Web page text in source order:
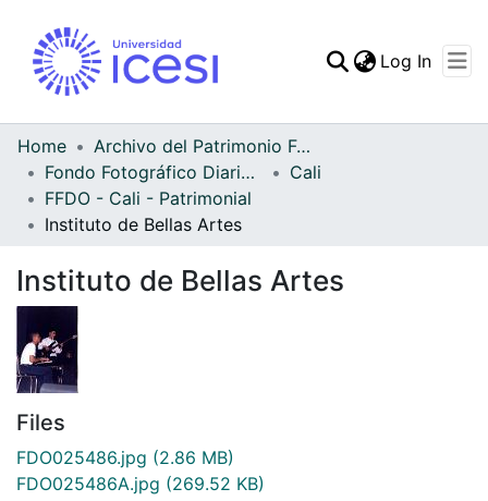
Statistics
Log In
Home
Archivo del Patrimonio Fotográfico y Fílmico del Valle del Cauca
Fondo Fotográfico Diario Occidente
Cali
FFDO - Cali - Patrimonial
Instituto de Bellas Artes
Instituto de Bellas Artes
Files
FDO025486.jpg (2.86 MB)
FDO025486A.jpg (269.52 KB)